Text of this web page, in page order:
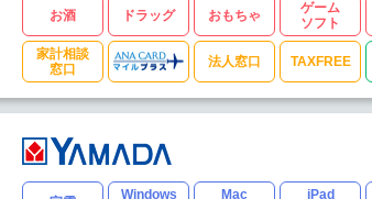
お酒 ドラッグ おもちゃ
ゲーム
ソフト
家計相談
窓口
法人窓口 TAXFREE
Windows
Mac
iPad